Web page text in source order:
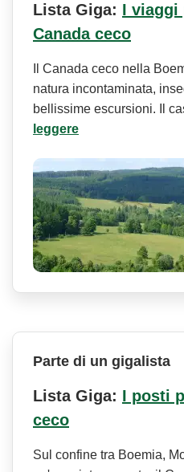
Lista Giga: I viaggi
Canada ceco
Il Canada ceco nella
natura incontaminata,
bellissime escursioni. Il
leggere
Parte di un gigalista
Lista Giga: I posti
ceco
Sul confine tra Boemia,